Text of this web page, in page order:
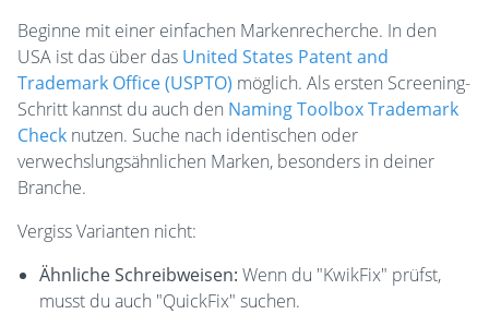
Beginne mit einer einfachen Markenrecherche. In den
USA ist das über das United States Patent and
Trademark Office (USPTO) möglich. Als ersten Screening-
Schritt kannst du auch den Naming Toolbox Trademark
Check nutzen. Suche nach identischen oder
verwechslungsähnlichen Marken, besonders in deiner
Branche.
Vergiss Varianten nicht:
Ähnliche Schreibweisen: Wenn du "KwikFix" prüfst,
musst du auch "QuickFix" suchen.